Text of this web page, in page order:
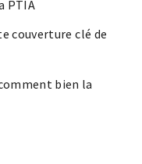
PTIA
couverture clé de
bien la